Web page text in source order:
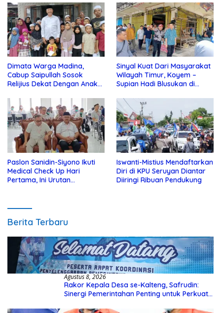
Dimata Warga Madina,
Cabup Saipullah Sosok
Relijius Dekat Dengan Anak
Sinyal Kuat Dari Masyarakat
Wilayah Timur, Koyem –
Supian Hadi Blusukan di
Paslon Sanidin-Siyono Ikuti
Medical Check Up Hari
Pertama, Ini Urutan
Iswanti-Mistius Mendaftarkan
Diri di KPU Seruyan Diantar
Diiringi Ribuan Pendukung
Berita Terbaru
Agustus 8, 2026
Rakor Kepala Desa se-Kalteng, Safrudin:
Sinergi Pemerintahan Penting untuk Perkuat